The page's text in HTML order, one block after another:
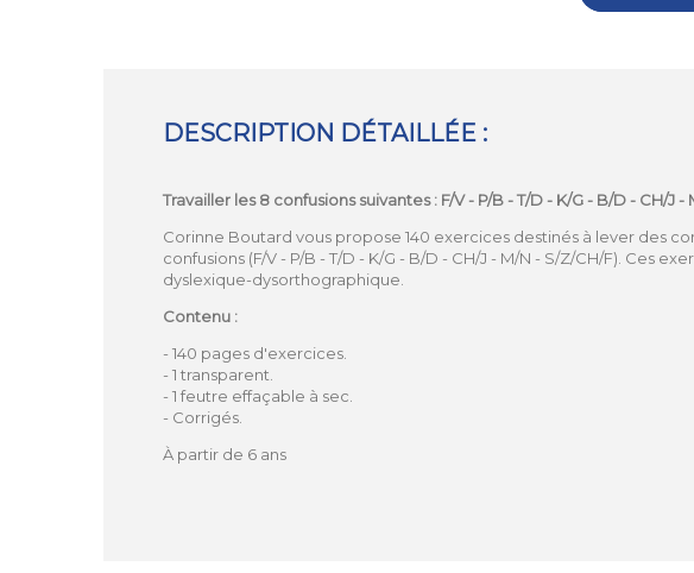
DESCRIPTION DÉTAILLÉE :
Travailler les 8 confusions suivantes : F/V - P/B - T/D - K/G - B/D - CH/J -
Corinne Boutard vous propose 140 exercices destinés à lever des
confusions (F/V - P/B - T/D - K/G - B/D - CH/J - M/N - S/Z/CH/F).
dyslexique-dysorthographique.
Contenu :
- 140 pages d'exercices.
- 1 transparent.
- 1 feutre effaçable à sec.
- Corrigés.
À partir de 6 ans